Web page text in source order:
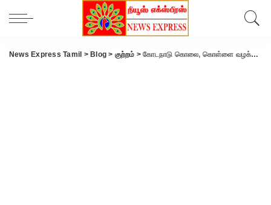
News Express Tamil > Blog > குற்றம் >கோடநாடு கொலை, கொள்ளை வழக்கில் செல்போன் ஆதாரங்கள் நீதிமன்றத்தில் தாக்கல்